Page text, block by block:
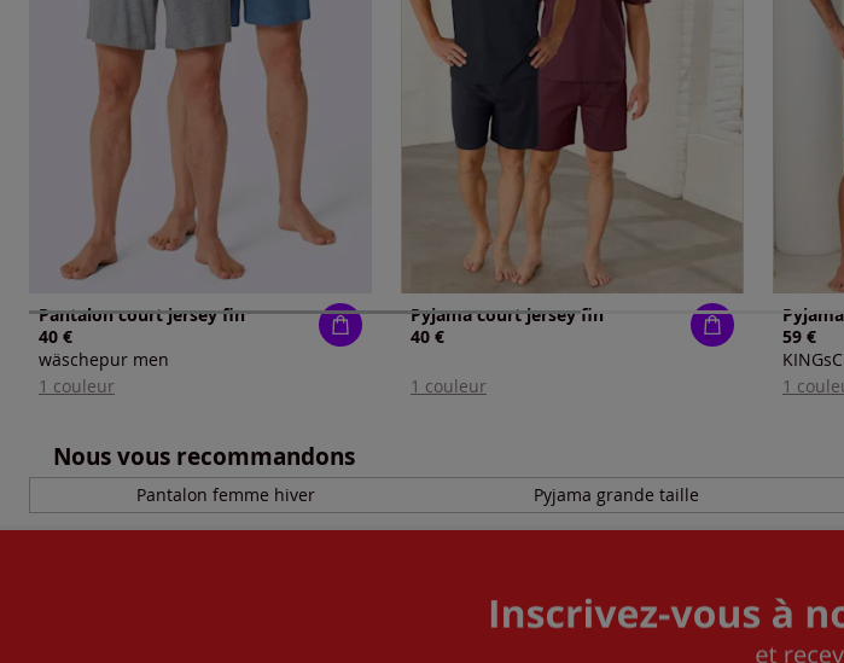
Pantalon court jersey fin
40 €
wäschepur men
1 couleur
Pyjama court jersey fin
40 €
1 couleur
59 €
1
Nous vous recommandons
Pantalon femme hiver Pyjama grande taille